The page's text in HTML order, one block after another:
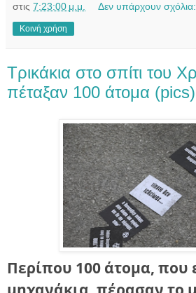
στις 7:23:00 μ.μ. Δεν υπάρχουν σχόλια:
Κοινή χρήση
Τρικάκια στο σπίτι του
πέταξαν 100 άτομα (pics)
Περίπου 100 άτομα, που